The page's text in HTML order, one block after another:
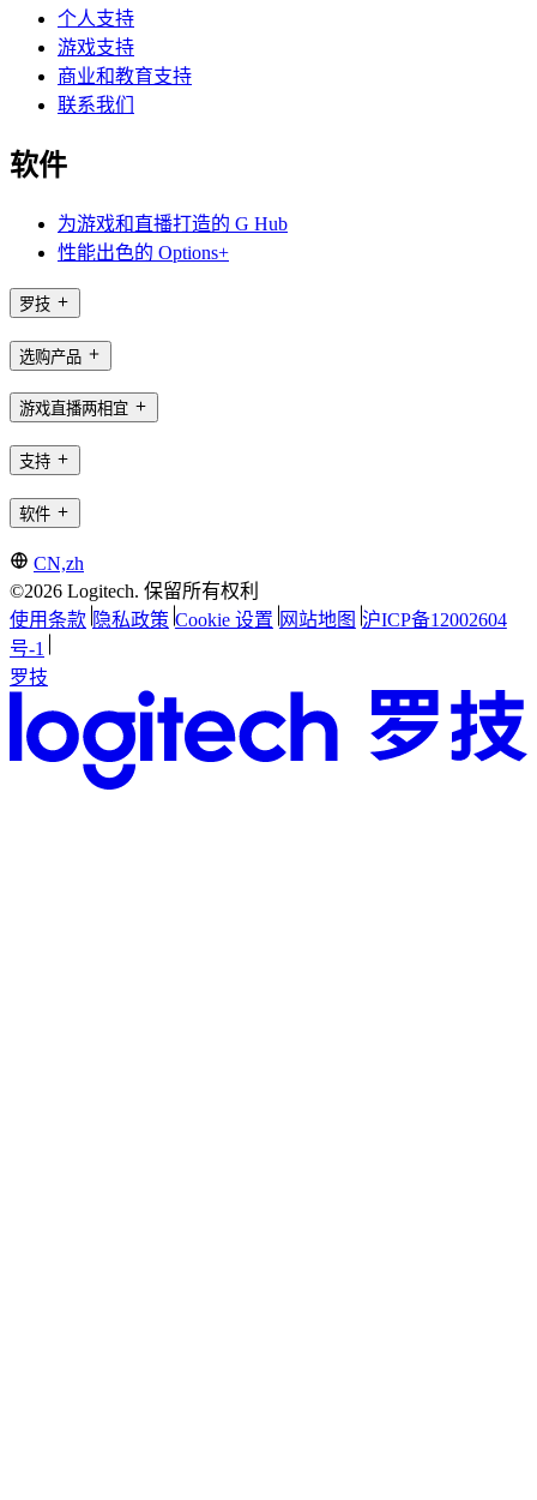
个人支持
游戏支持
商业和教育支持
联系我们
软件
为游戏和直播打造的 G Hub
性能出色的 Options+
罗技
选购产品
游戏直播两相宜
支持
软件
CN,zh
©2026 Logitech. 保留所有权利
使用条款 隐私政策 Cookie 设置 网站地图 沪ICP备12002604
号-1
罗技